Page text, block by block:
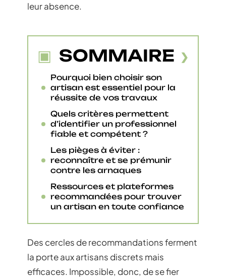
leur absence.
SOMMAIRE
Pourquoi bien choisir son
artisan est essentiel pour la
réussite de vos travaux
Quels critères permettent
d’identifier un professionnel
fiable et compétent ?
Les pièges à éviter :
reconnaître et se prémunir
contre les arnaques
Ressources et plateformes
recommandées pour trouver
un artisan en toute confiance
Des cercles de recommandations ferment
la porte aux artisans discrets mais
efficaces. Impossible, donc, de se fier